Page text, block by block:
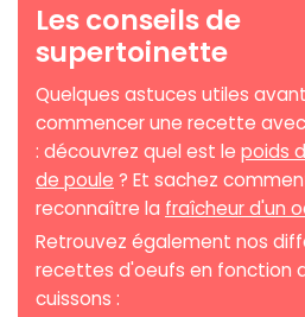
Les conseils de
supertoinette
Quelques astuces utiles
commencer une recette
: découvrez quel est le poids
de poule ? Et sachez
reconnaître la fraîcheur d'un
Retrouvez également nos
recettes d'oeufs en fonction
cuissons :